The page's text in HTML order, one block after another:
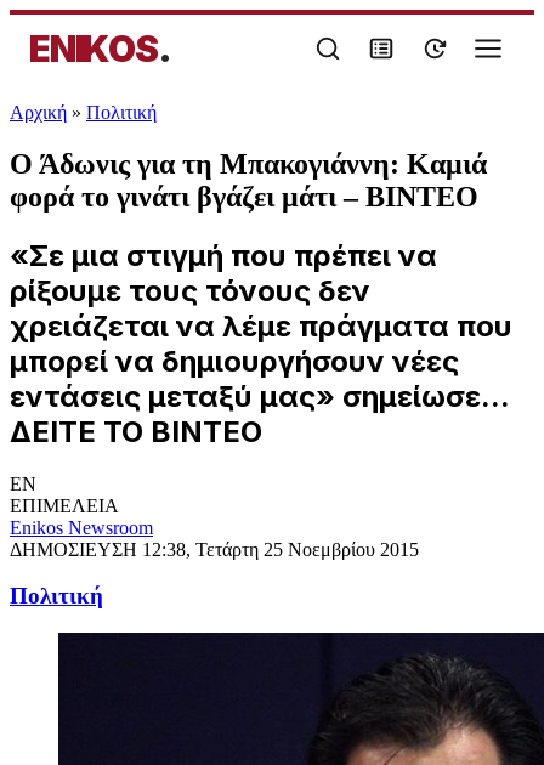
ENIKOS.
Αρχική » Πολιτική
Ο Άδωνις για τη Μπακογιάννη: Καμιά
φορά το γινάτι βγάζει μάτι – ΒΙΝΤΕΟ
«Σε μια στιγμή που πρέπει να
ρίξουμε τους τόνους δεν
χρειάζεται να λέμε πράγματα που
μπορεί να δημιουργήσουν νέες
εντάσεις μεταξύ μας» σημείωσε...
ΔΕΙΤΕ ΤΟ ΒΙΝΤΕΟ
EN
ΕΠΙΜΕΛΕΙΑ
Enikos Newsroom
ΔΗΜΟΣΙΕΥΣΗ 12:38, Τετάρτη 25 Νοεμβρίου 2015
Πολιτική